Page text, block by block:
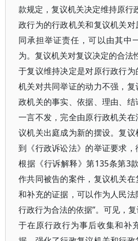
款规定，复议机关决定维持原行
政行为的行政机关和复议机关
同承担举证责任，可以由其中
为。复议机关对复议决定的合法
于复议维持决定是对原行政行
机关对共同举证的动力不强，
政机关的事实、依据、理由、
一言不发，完全由原行政机关
议机关出庭成为新的摆设。复
到《行政诉讼法》的举证要求，
根据《行诉解释》第135条第3
作共同被告的案件，复议机关
和补充的证据，可以作为人民
行政行为合法的依据”。可见，
于在原行政行为事后收集和补